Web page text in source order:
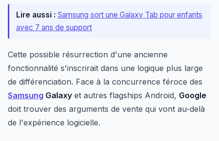
Lire aussi : Samsung sort une Galaxy Tab pour enfants
avec 7 ans de support
Cette possible résurrection d'une ancienne
fonctionnalité s'inscrirait dans une logique plus large
de différenciation. Face à la concurrence féroce des
Samsung Galaxy et autres flagships Android, Google
doit trouver des arguments de vente qui vont au-delà
de l'expérience logicielle.